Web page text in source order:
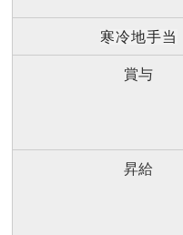
寒冷地手当
賞与
昇給